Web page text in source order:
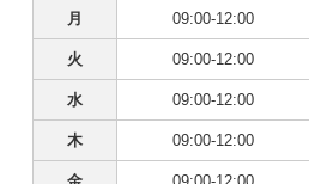
月 09:00-12:00
火 09:00-12:00
水 09:00-12:00
木 09:00-12:00